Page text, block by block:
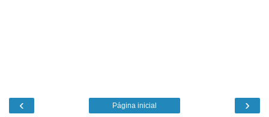
‹ ›
Página inicial